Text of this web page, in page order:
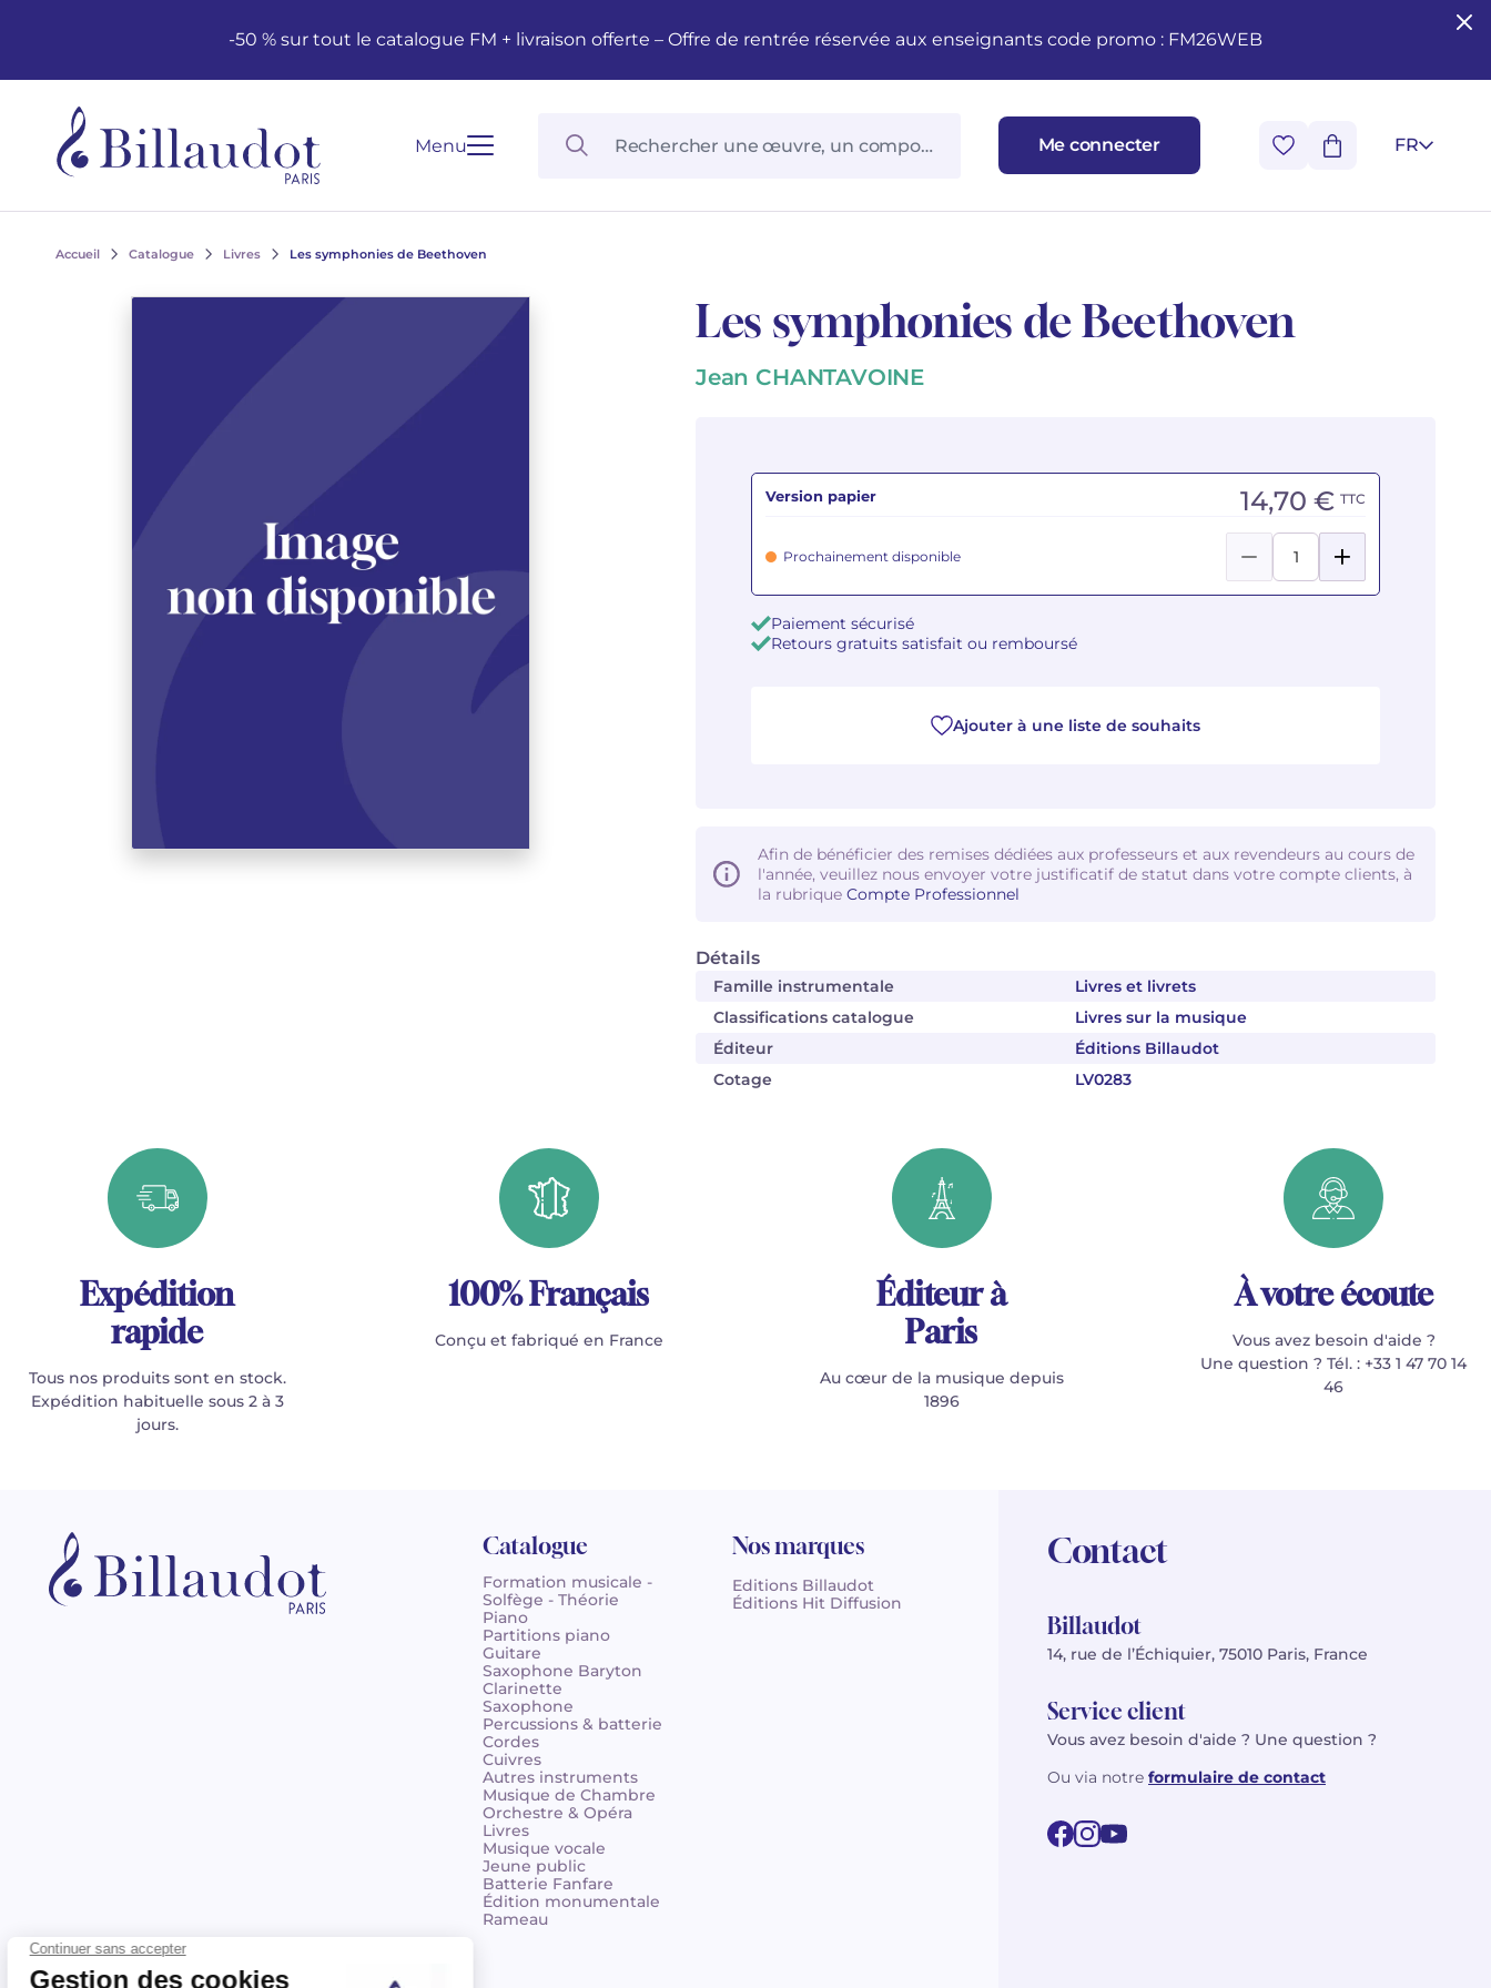
-50 % sur tout le catalogue FM + livraison offerte – Offre de rentrée réservée aux enseignants code promo : FM26WEB
Menu Me connecter FR
Accueil Catalogue Livres Les symphonies de Beethoven
Les symphonies de Beethoven
Jean CHANTAVOINE
Détails
Famille instrumentale
Livres et livrets
Classifications catalogue
Livres sur la musique
Éditeur
Éditions Billaudot
Cotage
LV0283
Version papier 14,70 € TTC
Prochainement disponible
Paiement sécurisé
Retours gratuits satisfait ou remboursé
Ajouter à une liste de souhaits
Afin de bénéficier des remises dédiées aux professeurs et aux revendeurs au cours de
l'année, veuillez nous envoyer votre justificatif de statut dans votre compte clients, à
la rubrique Compte Professionnel
Expédition
rapide
Tous nos produits sont en stock.
Expédition habituelle sous 2 à 3
jours.
100% Français
Conçu et fabriqué en France
Éditeur à
Paris
Au cœur de la musique depuis
1896
À votre écoute
Vous avez besoin d'aide ?
Une question ? Tél. : +33 1 47 70 14
46
Catalogue
Formation musicale -
Solfège - Théorie
Piano
Partitions piano
Guitare
Saxophone Baryton
Clarinette
Saxophone
Percussions & batterie
Cordes
Cuivres
Autres instruments
Musique de Chambre
Orchestre & Opéra
Livres
Musique vocale
Jeune public
Batterie Fanfare
Édition monumentale
Rameau
Nos marques
Editions Billaudot
Éditions Hit Diffusion
Contact
Billaudot
14, rue de l’Échiquier, 75010 Paris, France
Service client
Vous avez besoin d'aide ? Une question ?
Ou via notre formulaire de contact